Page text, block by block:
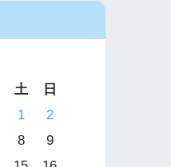
土
日
1
2
8
9